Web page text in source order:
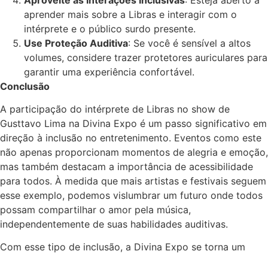
aprender mais sobre a Libras e interagir com o
intérprete e o público surdo presente.
Use Proteção Auditiva: Se você é sensível a altos
volumes, considere trazer protetores auriculares para
garantir uma experiência confortável.
Conclusão
A participação do intérprete de Libras no show de
Gusttavo Lima na Divina Expo é um passo significativo em
direção à inclusão no entretenimento. Eventos como este
não apenas proporcionam momentos de alegria e emoção,
mas também destacam a importância de acessibilidade
para todos. À medida que mais artistas e festivais seguem
esse exemplo, podemos vislumbrar um futuro onde todos
possam compartilhar o amor pela música,
independentemente de suas habilidades auditivas.
Com esse tipo de inclusão, a Divina Expo se torna um